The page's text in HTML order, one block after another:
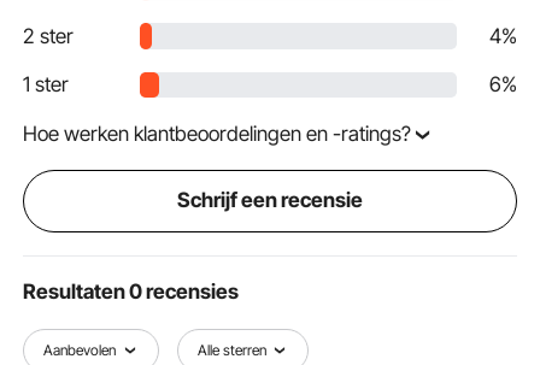
2 ster 4%
1 ster 6%
Hoe werken klantbeoordelingen en -ratings?
Schrijf een recensie
Resultaten 0 recensies
Aanbevolen Alle sterren